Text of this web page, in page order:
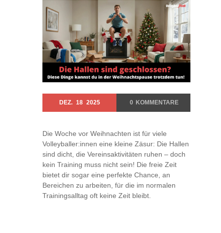
DEZ. 18 2025 0 KOMMENTARE
Die Woche vor Weihnachten ist für viele
Volleyballer:innen eine kleine Zäsur: Die Hallen
sind dicht, die Vereinsaktivitäten ruhen – doch
kein Training muss nicht sein! Die freie Zeit
bietet dir sogar eine perfekte Chance, an
Bereichen zu arbeiten, für die im normalen
Trainingsalltag oft keine Zeit bleibt.